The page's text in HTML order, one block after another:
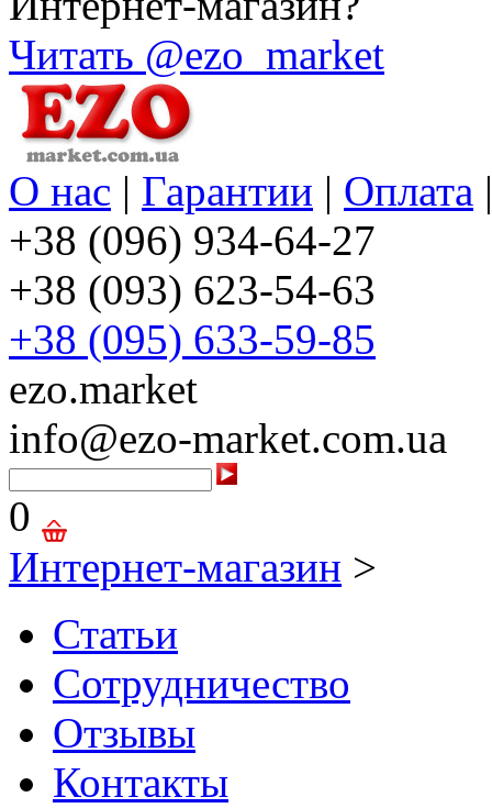
Читать @ezo_market
О нас | Гарантии | Оплата
+38 (096) 934-64-27
+38 (093) 623-54-63
+38 (095) 633-59-85
ezo.market
info@ezo-market.com.ua
0
Интернет-магазин >
Статьи
Сотрудничество
Отзывы
Контакты